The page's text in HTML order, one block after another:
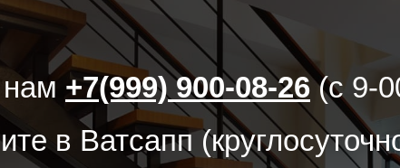
+7(999) 900-08-26 (с 9-
в Ватсапп